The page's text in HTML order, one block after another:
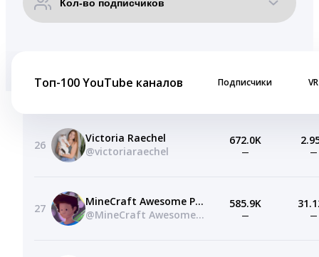
Топ-100 YouTube каналов Подписчики VR
26
Victoria Raechel
@victoriaraechel
672.0K
— —
27
MineCraft Awesome Parodys
@MineCraft Awesome Parodys
585.9K
— —